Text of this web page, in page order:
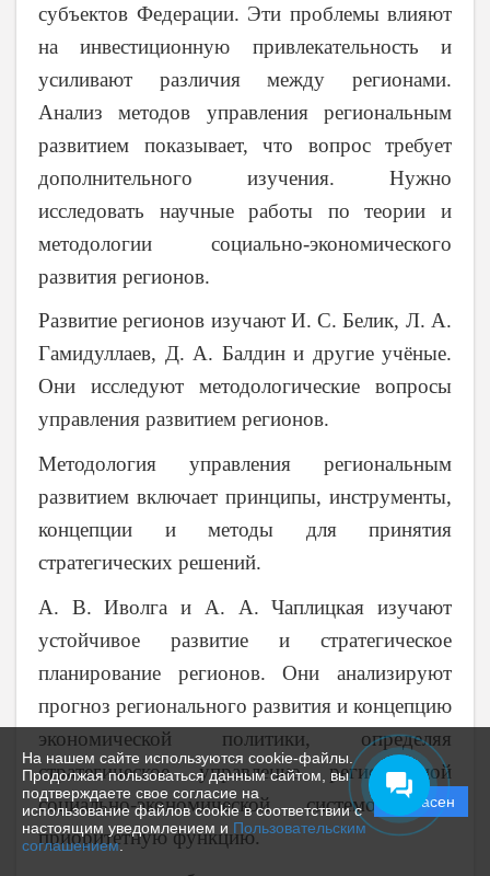
На нашем сайте используются cookie-файлы.
Продолжая пользоваться данным сайтом, вы
подтверждаете свое согласие на
использование файлов cookie в соответствии с
настоящим уведомлением и Пользовательским
соглашением.
Согласен
субъектов Федерации. Эти проблемы влияют
на инвестиционную привлекательность и
усиливают различия между регионами.
Анализ методов управления региональным
развитием показывает, что вопрос требует
дополнительного изучения. Нужно
исследовать научные работы по теории и
методологии социально-экономического
развития регионов.
Развитие регионов изучают И. С. Белик, Л. А.
Гамидуллаев, Д. А. Балдин и другие учёные.
Они исследуют методологические вопросы
управления развитием регионов.
Методология управления региональным
развитием включает принципы, инструменты,
концепции и методы для принятия
стратегических решений.
А. В. Иволга и А. А. Чаплицкая изучают
устойчивое развитие и стратегическое
планирование регионов. Они анализируют
прогноз регионального развития и концепцию
экономической политики, определяя
стратегическое управление региональной
социально-экономической системой как
приоритетную функцию.